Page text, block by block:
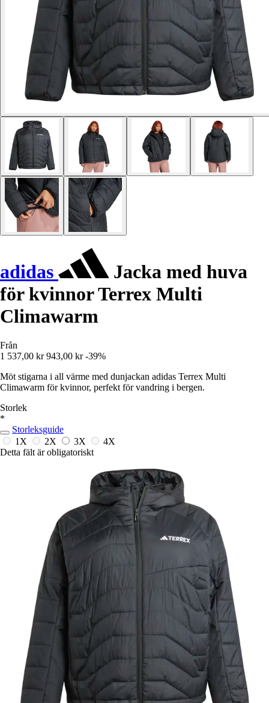
adidas
Jacka med huva
för kvinnor Terrex Multi
Climawarm
Från
1 537,00 kr 943,00 kr -39%
Möt stigarna i all värme med dunjackan adidas Terrex Multi
Climawarm för kvinnor, perfekt för vandring i bergen.
Storlek
*
Storleksguide
1X
2X 3X
4X
Detta fält är obligatoriskt